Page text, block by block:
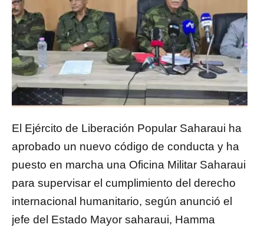
El Ejército de Liberación Popular Saharaui ha
aprobado un nuevo código de conducta y ha
puesto en marcha una Oficina Militar Saharaui
para supervisar el cumplimiento del derecho
internacional humanitario, según anunció el
jefe del Estado Mayor saharaui, Hamma